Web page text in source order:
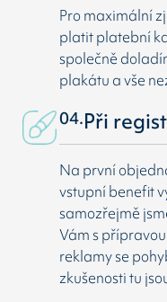
Pro maximální
platit platební
společně
plakátu a vše
04.Při
Na první
vstupní benefit
samozřejmě
Vám s
reklamy se
zkušenosti tu